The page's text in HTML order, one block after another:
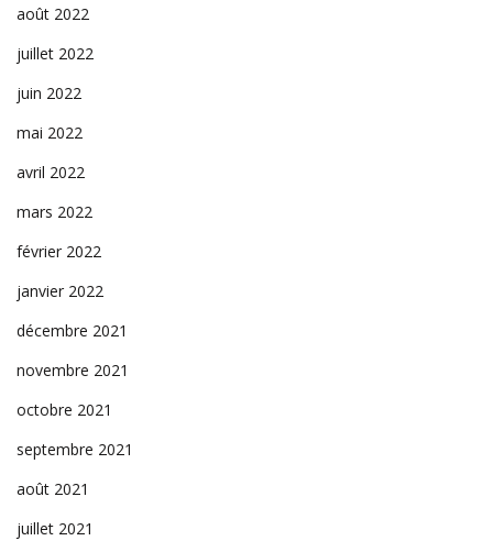
août 2022
juillet 2022
juin 2022
mai 2022
avril 2022
mars 2022
février 2022
janvier 2022
décembre 2021
novembre 2021
octobre 2021
septembre 2021
août 2021
juillet 2021